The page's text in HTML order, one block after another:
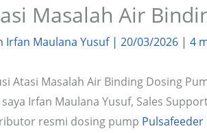
Masalah Air
Irfan Maulana Yusuf | 20/03/2026 | 4
Atasi Masalah Air Binding Dosing
saya Irfan Maulana Yusuf, Sales
resmi dosing pump Pulsafeeder